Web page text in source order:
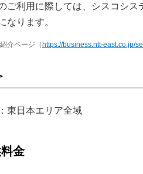
ご利用に際しては、シスコシ
なります。
介ページ（ https://business.ntt-east.co.jp/
東日本エリア全域
料金